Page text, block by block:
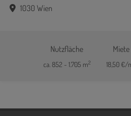
1030 Wien
Nutzfläche
ca. 852 - 1.705 m2
Miete
18,50 €/